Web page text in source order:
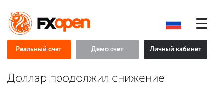
Реальный счет Демо счет Личный кабинет
Доллар продолжил снижение